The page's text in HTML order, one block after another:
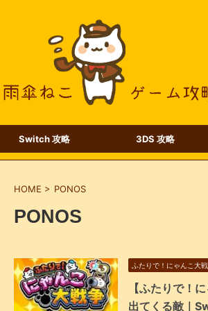
Switch 攻略 3DS 攻略
HOME > PONOS
PONOS
ふたりで！にゃんこ大
【ふたりで！
出てくる敵｜